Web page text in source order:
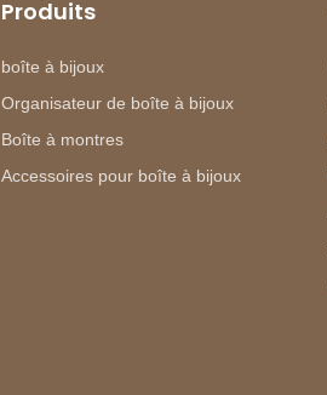
Produits
boîte à bijoux
Organisateur de boîte à bijoux
Boîte à montres
Accessoires pour boîte à bijoux